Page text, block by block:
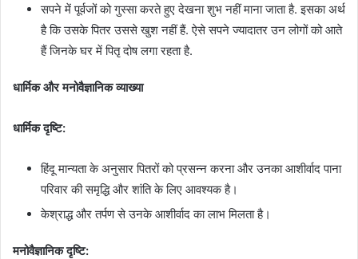
सपने में पूर्वजों को गुस्सा करते हुए देखना शुभ नहीं माना जाता है. इसका अर्थ
है कि उसके पितर उससे खुश नहीं हैं. ऐसे सपने ज्यादातर उन लोगों को आते
हैं जिनके घर में पितृ दोष लगा रहता है.
धार्मिक और मनोवैज्ञानिक व्याख्या
धार्मिक दृष्टि:
हिंदू मान्यता के अनुसार पितरों को प्रसन्न करना और उनका आशीर्वाद पाना
परिवार की समृद्धि और शांति के लिए आवश्यक है।
केश्राद्ध और तर्पण से उनके आशीर्वाद का लाभ मिलता है।
मनोवैज्ञानिक दृष्टि: